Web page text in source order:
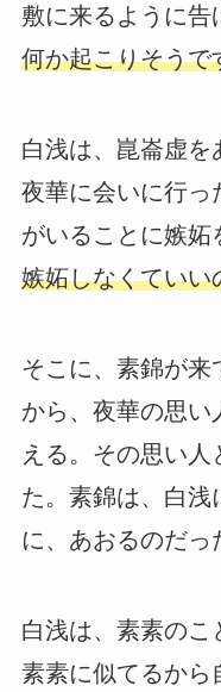
敷に来るように告
何か起こりそうで
白浅は、崑崙虚を
夜華に会いに行っ
がいることに嫉妬
嫉妬しなくていい
そこに、素錦が来
から、夜華の思い
える。その思い人
た。素錦は、白浅
に、あおるのだっ
白浅は、素素のこ
素素に似てるから